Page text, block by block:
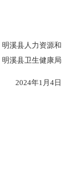
明溪县人力资源和
明溪县卫生健康局
2024年1月4日